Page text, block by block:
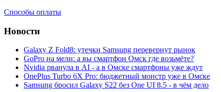
Способы оплаты
Новости
Galaxy Z Fold8: утечки Samsung перевернут рынок
GoPro на мели: а вы смартфон Омск где возьмёте?
Nvidia рванула в AI - а в Омске смартфоны уже ждут
OnePlus Turbo 6X Pro: бюджетный монстр уже в Омске
Samsung бросил Galaxy S22 без One UI 8.5 - в чём дело